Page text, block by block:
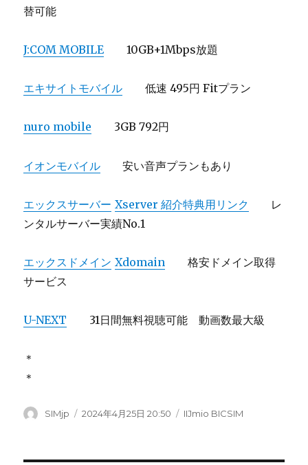
替可能
J:COM MOBILE 10GB+1Mbps放題
エキサイトモバイル 低速 495円 Fitプラン
nuro mobile 3GB 792円
イオンモバイル 安い音声プランもあり
エックスサーバー Xserver 紹介特典用リンク
レ
ンタルサーバー実績No.1
エックスドメイン Xdomain 格安ドメイン取得
サービス
U-NEXT 31日間無料視聴可能 動画数最大級
＊
＊
投
SIMjp
投
2024年4月25日 20:50
カ
リ
IIJmio BICSIM